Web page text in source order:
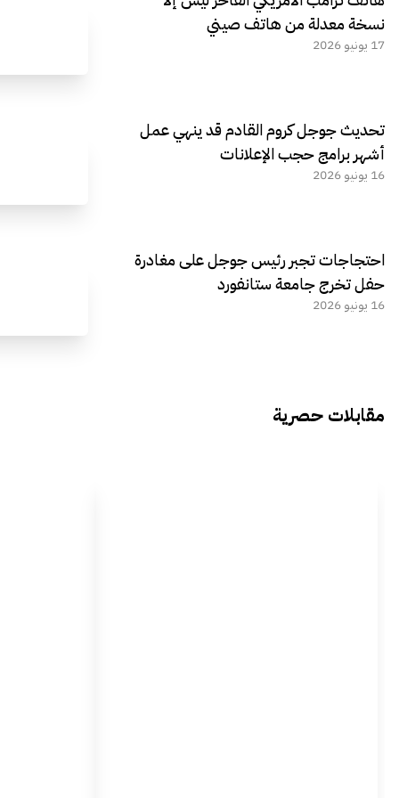
نسخة معدلة من هاتف صيني
17 يونيو 2026
تحديث جوجل كروم القادم قد ينهي عمل
أشهر برامج حجب الإعلانات
16 يونيو 2026
احتجاجات تجبر رئيس جوجل على مغادرة
حفل تخرج جامعة ستانفورد
16 يونيو 2026
مقابلات حصرية